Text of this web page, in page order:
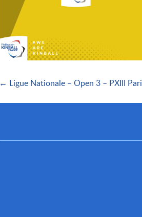
← Ligue Nationale – Open 3 – PXIII